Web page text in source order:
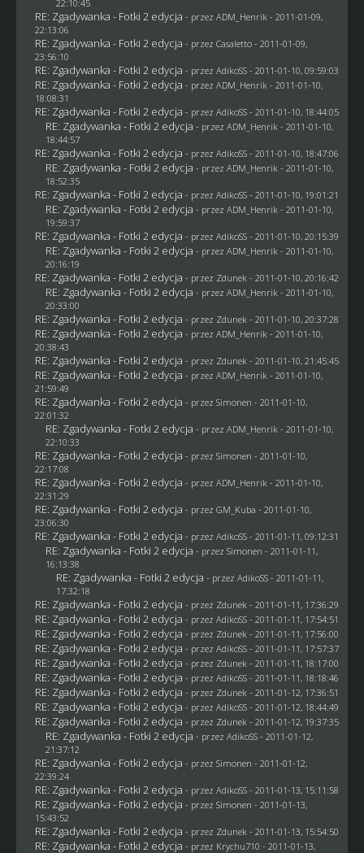
22:10:45
RE: Zgadywanka - Fotki 2 edycja - przez ADM_Henrik - 2011-01-09,
22:13:06
RE: Zgadywanka - Fotki 2 edycja - przez Casaletto- 2011-01-09,
23:56:10
RE: Zgadywanka - Fotki 2 edycja - przez AdikoSS - 2011-01-10, 09:59:03
RE: Zgadywanka - Fotki 2 edycja - przez ADM_Henrik - 2011-01-10,
18:08:31
RE: Zgadywanka - Fotki 2 edycja - przez AdikoSS - 2011-01-10, 18:44:05
RE: Zgadywanka - Fotki 2 edycja - przez ADM_Henrik - 2011-01-10,
18:44:57
RE: Zgadywanka - Fotki 2 edycja - przez AdikoSS - 2011-01-10, 18:47:06
RE: Zgadywanka - Fotki 2 edycja - przez ADM_Henrik - 2011-01-10,
18:52:35
RE: Zgadywanka - Fotki 2 edycja - przez AdikoSS - 2011-01-10, 19:01:21
RE: Zgadywanka - Fotki 2 edycja - przez ADM_Henrik - 2011-01-10,
19:59:37
RE: Zgadywanka - Fotki 2 edycja - przez AdikoSS - 2011-01-10, 20:15:39
RE: Zgadywanka - Fotki 2 edycja - przez ADM_Henrik - 2011-01-10,
20:16:19
RE: Zgadywanka - Fotki 2 edycja - przez Zdunek - 2011-01-10, 20:16:42
RE: Zgadywanka - Fotki 2 edycja - przez ADM_Henrik - 2011-01-10,
20:33:00
RE: Zgadywanka - Fotki 2 edycja - przez Zdunek - 2011-01-10, 20:37:28
RE: Zgadywanka - Fotki 2 edycja - przez ADM_Henrik - 2011-01-10,
20:38:43
RE: Zgadywanka - Fotki 2 edycja - przez Zdunek - 2011-01-10, 21:45:45
RE: Zgadywanka - Fotki 2 edycja - przez ADM_Henrik - 2011-01-10,
21:59:49
RE: Zgadywanka - Fotki 2 edycja - przez Simonen - 2011-01-10,
22:01:32
RE: Zgadywanka - Fotki 2 edycja - przez ADM_Henrik - 2011-01-10,
22:10:33
RE: Zgadywanka - Fotki 2 edycja - przez Simonen - 2011-01-10,
22:17:08
RE: Zgadywanka - Fotki 2 edycja - przez ADM_Henrik - 2011-01-10,
22:31:29
RE: Zgadywanka - Fotki 2 edycja - przez GM_Kuba - 2011-01-10,
23:06:30
RE: Zgadywanka - Fotki 2 edycja - przez AdikoSS - 2011-01-11, 09:12:31
RE: Zgadywanka - Fotki 2 edycja - przez Simonen - 2011-01-11,
16:13:38
RE: Zgadywanka - Fotki 2 edycja - przez AdikoSS - 2011-01-11,
17:32:18
RE: Zgadywanka - Fotki 2 edycja - przez Zdunek - 2011-01-11, 17:36:29
RE: Zgadywanka - Fotki 2 edycja - przez AdikoSS - 2011-01-11, 17:54:51
RE: Zgadywanka - Fotki 2 edycja - przez Zdunek - 2011-01-11, 17:56:00
RE: Zgadywanka - Fotki 2 edycja - przez AdikoSS - 2011-01-11, 17:57:37
RE: Zgadywanka - Fotki 2 edycja - przez Zdunek - 2011-01-11, 18:17:00
RE: Zgadywanka - Fotki 2 edycja - przez AdikoSS - 2011-01-11, 18:18:46
RE: Zgadywanka - Fotki 2 edycja - przez Zdunek - 2011-01-12, 17:36:51
RE: Zgadywanka - Fotki 2 edycja - przez AdikoSS - 2011-01-12, 18:44:49
RE: Zgadywanka - Fotki 2 edycja - przez Zdunek - 2011-01-12, 19:37:35
RE: Zgadywanka - Fotki 2 edycja - przez AdikoSS - 2011-01-12,
21:37:12
RE: Zgadywanka - Fotki 2 edycja - przez Simonen - 2011-01-12,
22:39:24
RE: Zgadywanka - Fotki 2 edycja - przez AdikoSS - 2011-01-13, 15:11:58
RE: Zgadywanka - Fotki 2 edycja - przez Simonen - 2011-01-13,
15:43:52
RE: Zgadywanka - Fotki 2 edycja - przez Zdunek - 2011-01-13, 15:54:50
RE: Zgadywanka - Fotki 2 edycja - przez Krychu710 - 2011-01-13,